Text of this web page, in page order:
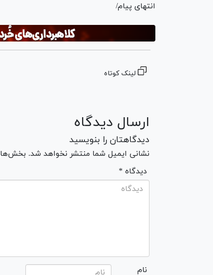
انتهای پیام/
لینک کوتاه
ارسال دیدگاه
دیدگاهتان را بنویسید
نشانی ایمیل شما منتشر نخواهد شد.
* دیدگاه
نام